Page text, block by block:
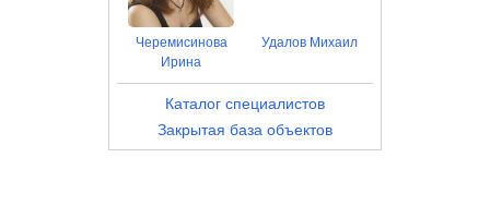
Черемисинова
Ирина
Удалов Михаил
Каталог специалистов
Закрытая база объектов